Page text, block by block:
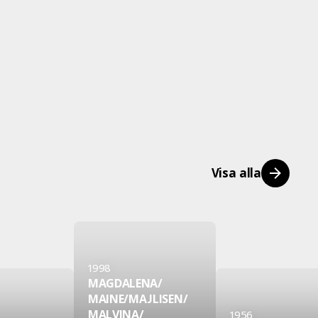
Visa alla
1998
MAGDALENA/
MAINE/MAJLISEN/
MALVINA/
1956